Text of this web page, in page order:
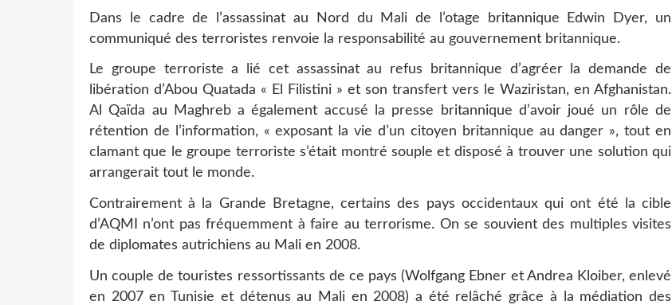
Dans le cadre de l’assassinat au Nord du Mali de l’otage britannique Edwin Dyer, un
communiqué des terroristes renvoie la responsabilité au gouvernement britannique.
Le groupe terroriste a lié cet assassinat au refus britannique d’agréer la demande de
libération d’Abou Quatada « El Filistini » et son transfert vers le Waziristan, en Afghanistan.
Al Qaïda au Maghreb a également accusé la presse britannique d’avoir joué un rôle de
rétention de l’information, « exposant la vie d’un citoyen britannique au danger », tout en
clamant que le groupe terroriste s’était montré souple et disposé à trouver une solution qui
arrangerait tout le monde.
Contrairement à la Grande Bretagne, certains des pays occidentaux qui ont été la cible
d’AQMI n’ont pas fréquemment à faire au terrorisme. On se souvient des multiples visites
de diplomates autrichiens au Mali en 2008.
Un couple de touristes ressortissants de ce pays (Wolfgang Ebner et Andrea Kloiber, enlevé
en 2007 en Tunisie et détenus au Mali en 2008) a été relâché grâce à la médiation des